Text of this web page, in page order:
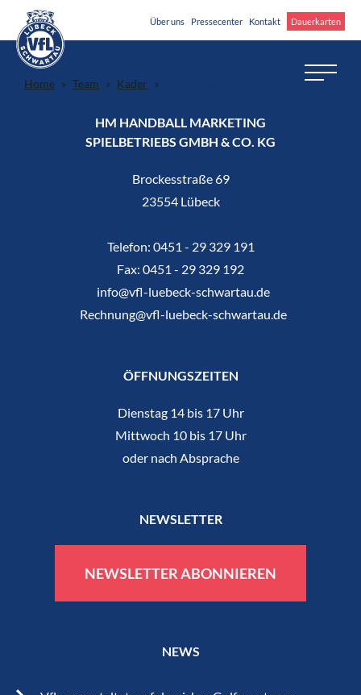
Über uns Pressecenter Kontakt Dauerkarten
Home Team Kader
HM HANDBALL MARKETING
SPIELBETRIEBS GMBH & CO. KG
Brockesstraße 69
23554 Lübeck
Telefon: 0451 - 29 329 191
Fax: 0451 - 29 329 192
info@vfl-luebeck-schwartau.de
Rechnung@vfl-luebeck-schwartau.de
ÖFFNUNGSZEITEN
Dienstag 14 bis 17 Uhr
Mittwoch 10 bis 17 Uhr
oder nach Absprache
NEWSLETTER
NEWSLETTER ABONNIEREN
NEWS